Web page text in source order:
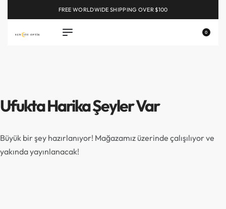
FREE WORLDWIDE SHIPPING OVER $100
0
Ufukta Harika Şeyler Var
Büyük bir şey hazırlanıyor! Mağazamız üzerinde çalışılıyor ve
yakında yayınlanacak!